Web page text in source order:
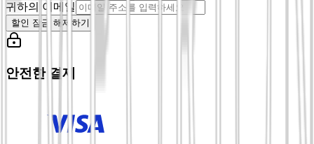
귀하의 이메일
할인 잠금 해제하기
안전한 결제